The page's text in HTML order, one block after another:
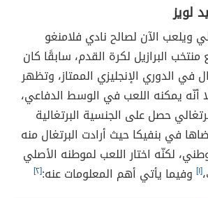
لويز
ويلعب الآن لصالح نادي فلامنغو
منتخب البرازيل لكرة القدم، سابقًا كان
في الدوري الإنجليزي الممتاز، وتظهر
أنّه يمكنه اللعب في الوسط الدفاعي،
حصل على الجنسية البرتغالية
في بنفيكا حيث أرادت البرتغال منه
لكنّه اختار اللعب لموطنه الأصلي
[١] وفيما يأتي أهم المعلومات عنه:[٢]